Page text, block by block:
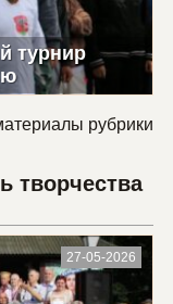
турнир
рубрики
творчества
27-05-2026